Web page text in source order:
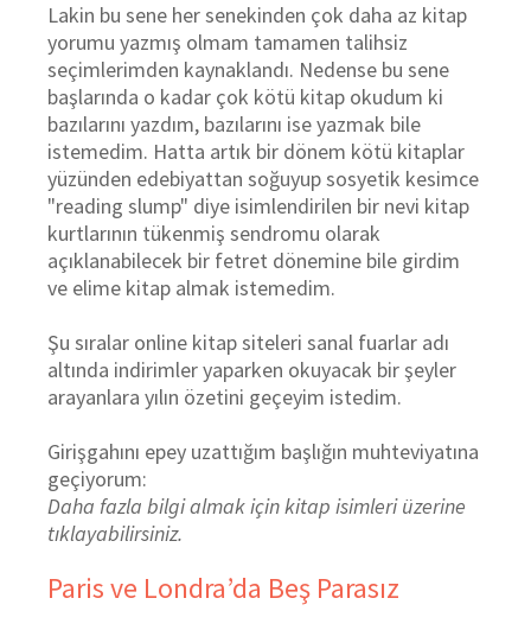
Lakin bu sene her senekinden çok daha az kitap
yorumu yazmış olmam tamamen talihsiz
seçimlerimden kaynaklandı. Nedense bu sene
başlarında o kadar çok kötü kitap okudum ki
bazılarını yazdım, bazılarını ise yazmak bile
istemedim. Hatta artık bir dönem kötü kitaplar
yüzünden edebiyattan soğuyup sosyetik kesimce
"reading slump" diye isimlendirilen bir nevi kitap
kurtlarının tükenmiş sendromu olarak
açıklanabilecek bir fetret dönemine bile girdim
ve elime kitap almak istemedim.
Şu sıralar online kitap siteleri sanal fuarlar adı
altında indirimler yaparken okuyacak bir şeyler
arayanlara yılın özetini geçeyim istedim.
Girişgahını epey uzattığım başlığın muhteviyatına
geçiyorum:
Daha fazla bilgi almak için kitap isimleri üzerine
tıklayabilirsiniz.
Paris ve Londra’da Beş Parasız